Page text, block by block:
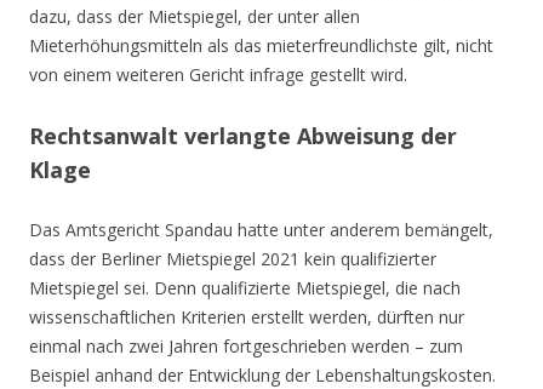
dazu, dass der Mietspiegel, der unter allen
Mieterhöhungsmitteln als das mieterfreundlichste gilt, nicht
von einem weiteren Gericht infrage gestellt wird.
Rechtsanwalt verlangte Abweisung der
Klage
Das Amtsgericht Spandau hatte unter anderem bemängelt,
dass der Berliner Mietspiegel 2021 kein qualifizierter
Mietspiegel sei. Denn qualifizierte Mietspiegel, die nach
wissenschaftlichen Kriterien erstellt werden, dürften nur
einmal nach zwei Jahren fortgeschrieben werden – zum
Beispiel anhand der Entwicklung der Lebenshaltungskosten.